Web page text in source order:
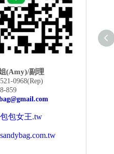
(Amy)/副理
0968(Rep)
859
包女王.tw